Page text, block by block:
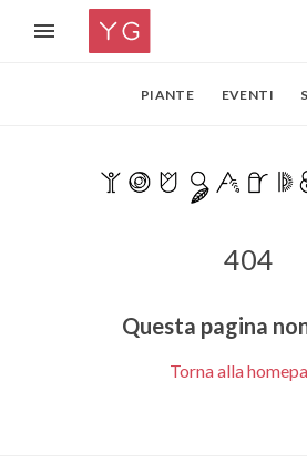
PIANTE EVENTI
404
Questa pagina
Torna alla